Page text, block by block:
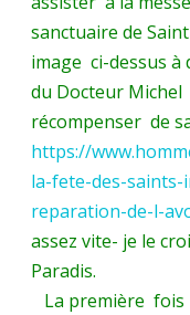
sanctuaire de
image ci-dessus
du Docteur
récompenser de
https://
la-fete-des-
reparation-de-l-
assez vite- je le
Paradis.
La première fois